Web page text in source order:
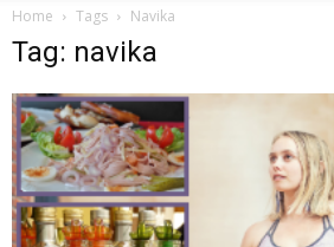
Home Tags Navika
Tag: navika